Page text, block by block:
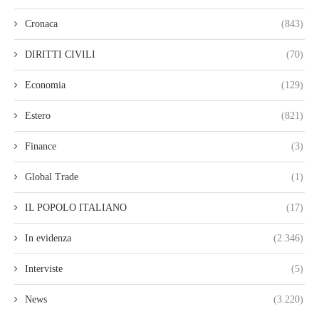
Cronaca (843)
DIRITTI CIVILI (70)
Economia (129)
Estero (821)
Finance (3)
Global Trade (1)
IL POPOLO ITALIANO (17)
In evidenza (2.346)
Interviste (5)
News (3.220)